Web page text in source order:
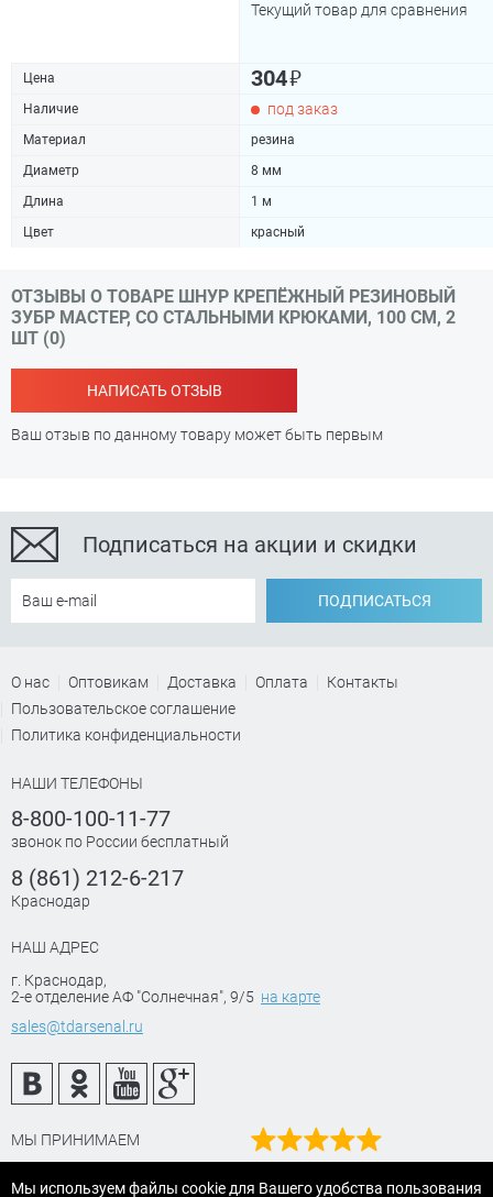
Текущий товар для сравнения
Цена 304₽
Наличие под заказ
Материал
резина
Диаметр
8 мм
Длина
1 м
Цвет
красный
ОТЗЫВЫ О ТОВАРЕ ШНУР КРЕПЁЖНЫЙ РЕЗИНОВЫЙ
ЗУБР МАСТЕР, СО СТАЛЬНЫМИ КРЮКАМИ, 100 СМ, 2
ШТ (0)
НАПИСАТЬ ОТЗЫВ
Ваш отзыв по данному товару может быть первым
Подписаться на акции и скидки
ПОДПИСАТЬСЯ
О нас Оптовикам Доставка Оплата
Контакты
Пользовательское соглашение
Политика конфиденциальности
НАШИ ТЕЛЕФОНЫ
8-800-100-11-77
звонок по России бесплатный
8 (861) 212-6-217
Краснодар
НАШ АДРЕС
г. Краснодар,
2-е отделение АФ "Солнечная", 9/5 на карте
sales@tdarsenal.ru
МЫ ПРИНИМАЕМ
на Яндекс маркет
Мы используем файлы cookie для Вашего удобства пользования